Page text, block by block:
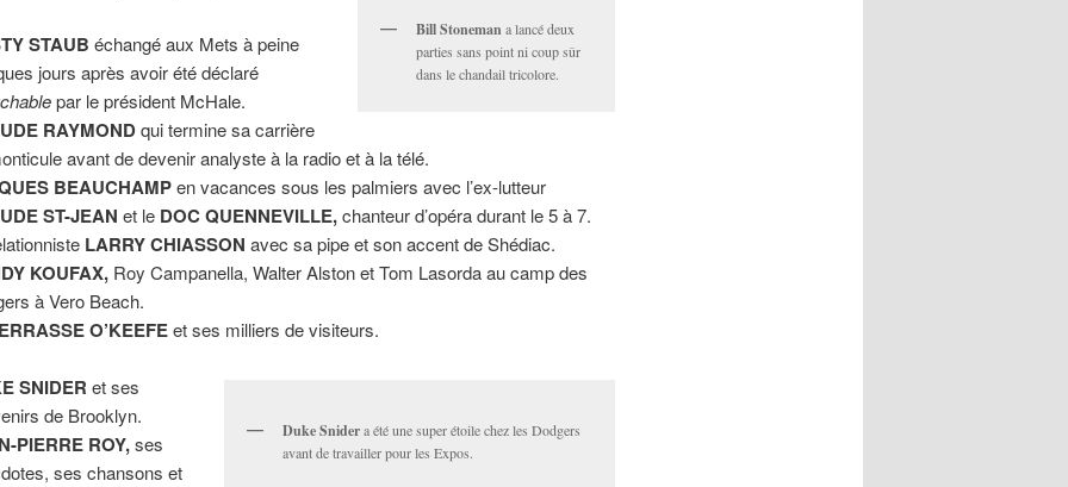
Bill Stoneman a lancé deux
parties sans point ni coup sûr
dans le chandail tricolore.
STAUB échangé aux Mets à peine
jours après avoir été déclaré
par le président McHale.
RAYMONDqui termine sa carrière
avant de devenir analyste à la radio et à la télé.
BEAUCHAMPen vacances sous les palmiers avec l’ex-lutteur
ST-JEAN et le DOC QUENNEVILLE,chanteur d’opéra durant le 5 à 7.
LARRY CHIASSON avec sa pipe et son accent de Shédiac.
KOUFAX, Roy Campanella, Walter Alston et Tom Lasorda au camp des
à Vero Beach.
O’KEEFEet ses milliers de visiteurs.
Duke Snidera été une super étoile chez les Dodgers
avant de travailler pour les Expos.
SNIDER et ses
de Brooklyn.
PIERRE ROY,ses
ses chansons et